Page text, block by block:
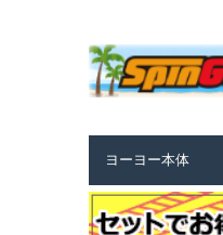
ヨーヨー本体